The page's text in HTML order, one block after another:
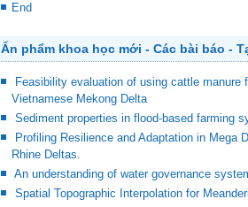
End
Ấn phẩm khoa học mới - Các bài báo -
Feasibility evaluation of using cattle
Vietnamese Mekong Delta
Sediment properties in flood-based farming
Profiling Resilience and Adaptation in Mega
Rhine Deltas.
An understanding of water governance
Spatial Topographic Interpolation for